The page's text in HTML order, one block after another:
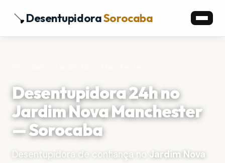
DesentupidoraSorocaba
Desentupidora 24h no
Jardim Nova Manchester
— Sorocaba
Desentupidora de confiança no Jardim Nova